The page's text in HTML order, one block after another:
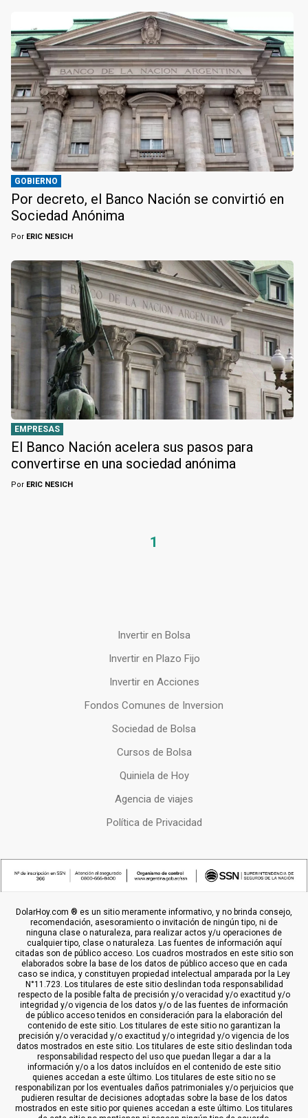
GOBIERNO
Por decreto, el Banco Nación se convirtió en
Sociedad Anónima
Por ERIC NESICH
EMPRESAS
El Banco Nación acelera sus pasos para
convertirse en una sociedad anónima
Por ERIC NESICH
1
Invertir en Bolsa
Invertir en Plazo Fijo
Invertir en Acciones
Fondos Comunes de Inversion
Sociedad de Bolsa
Cursos de Bolsa
Quiniela de Hoy
Agencia de viajes
Política de Privacidad
DolarHoy.com ® es un sitio meramente informativo, y no brinda consejo,
recomendación, asesoramiento o invitación de ningún tipo, ni de
ninguna clase o naturaleza, para realizar actos y/u operaciones de
cualquier tipo, clase o naturaleza. Las fuentes de información aquí
citadas son de público acceso. Los cuadros mostrados en este sitio son
elaborados sobre la base de los datos de público acceso que en cada
caso se indica, y constituyen propiedad intelectual amparada por la Ley
N°11.723. Los titulares de este sitio deslindan toda responsabilidad
respecto de la posible falta de precisión y/o veracidad y/o exactitud y/o
integridad y/o vigencia de los datos y/o de las fuentes de información
de público acceso tenidos en consideración para la elaboración del
contenido de este sitio. Los titulares de este sitio no garantizan la
precisión y/o veracidad y/o exactitud y/o integridad y/o vigencia de los
datos mostrados en este sitio. Los titulares de este sitio deslindan toda
responsabilidad respecto del uso que puedan llegar a dar a la
información y/o a los datos incluídos en el contenido de este sitio
quienes accedan a este último. Los titulares de este sitio no se
responabilizan por los eventuales daños patrimoniales y/o perjuicios que
pudieren resultar de decisiones adoptadas sobre la base de los datos
mostrados en este sitio por quienes accedan a este último. Los titulares